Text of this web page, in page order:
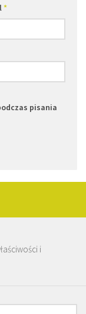
*
pisania
i